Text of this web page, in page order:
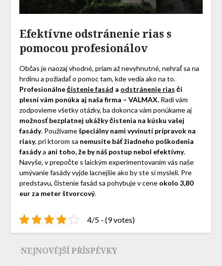
Efektívne odstránenie rias s
pomocou profesionálov
Občas je naozaj vhodné, priam až nevyhnutné, nehrať sa na
hrdinu a požiadať o pomoc tam, kde vedia ako na to.
Profesionálnečistenie fasád a odstránenie rias či
plesní vám ponúka aj naša firma – VALMAX.Radi vám
zodpovieme všetky otázky, ba dokonca vám ponúkame aj
možnosť bezplatnej ukážky čistenia na kúsku vašej
fasády. Používamešpeciálny nami vyvinutí prípravok na
riasy, pri ktorom sa nemusíte báť žiadneho poškodenia
fasádya ani toho, že by náš postup nebol efektívny.
Navyše, v prepočte s laickým experimentovaním vás naše
umývanie fasády vyjde lacnejšie ako by ste si mysleli. Pre
predstavu, čistenie fasád sa pohybuje v cene okolo 3,80
eur za meter štvorcový.
4/5 - (9 votes)
NEJNOVĚJŠÍ PŘÍSPĚVKY